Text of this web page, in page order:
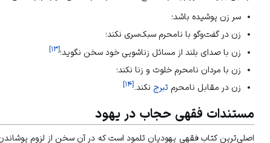
سر زن پوشیده باشد؛
زن در گفت‌و‌گو با نامحرم سبک‌سری نکند؛
زن با صدای بلند از مسائل زناشویی خود سخن نگوید؛[۱۳]
زن با مردان نامحرم خلوت و زنا نکند؛
زن در مقابل نامحرم تبرج نکند.[۱۴]
مستندات فقهی حجاب در یهود
اصلی‌ترین کتاب فقهی یهودیان تلمود است که در آن سخن از لزوم پوشاندن